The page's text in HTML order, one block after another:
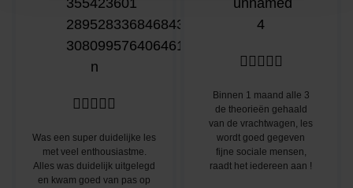
    
Was een super duidelijke les
met veel enthousiastme.
Alles was duidelijk uitgelegd
en kwam goed van pas op
    
Binnen 1 maand alle 3
de theorieën gehaald
van de vrachtwagen, les
wordt goed gegeven
fijne sociale mensen,
raadt het iedereen aan !